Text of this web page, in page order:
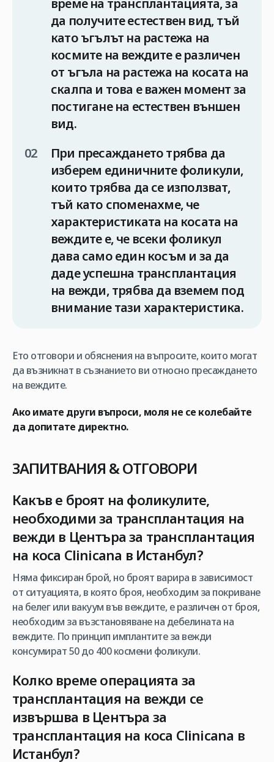
време на трансплантацията, за
да получите естествен вид, тъй
като ъгълът на растежа на
космите на веждите е различен
от ъгъла на растежа на косата на
скалпа и това е важен момент за
постигане на естествен външен
вид.
При пресаждането трябва да
изберем единичните фоликули,
които трябва да се използват,
тъй като споменахме, че
характеристиката на косата на
веждите е, че всеки фоликул
дава само един косъм и за да
даде успешна трансплантация
на вежди, трябва да вземем под
внимание тази характеристика.
Ето отговори и обяснения на въпросите, които могат
да възникнат в съзнанието ви относно пресаждането
на веждите.
Ако имате други въпроси, моля не се колебайте
да допитате директно.
ЗАПИТВАНИЯ & ОТГОВОРИ
Какъв е броят на фоликулите,
необходими за трансплантация на
вежди в Центъра за трансплантация
на коса Clinicana в Истанбул?
Няма фиксиран брой, но броят варира в зависимост
от ситуацията, в която броя, необходим за покриване
на белег или вакуум във веждите, е различен от броя,
необходим за възстановяване на дебелината на
веждите. По принцип имплантите за вежди
консумират 50 до 400 космени фоликули.
Колко време операцията за
трансплантация на вежди се
извършва в Центъра за
трансплантация на коса Clinicana в
Истанбул?